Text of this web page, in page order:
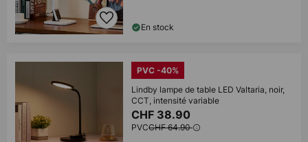
En stock
PVC -40%
Lindby lampe de table LED Valtaria, noir,
CCT, intensité variable
CHF 38.90
PVCCHF 64.90